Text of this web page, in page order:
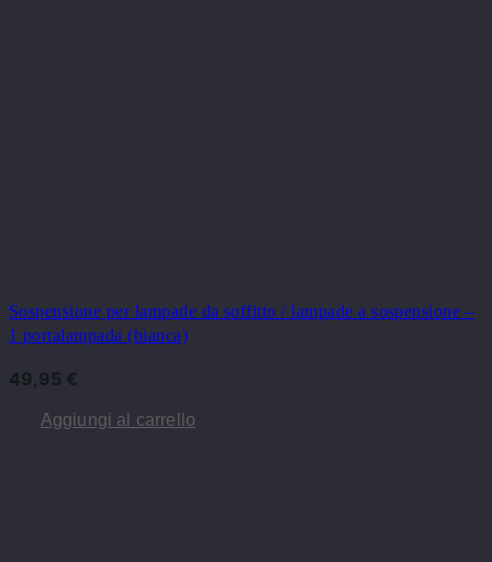
Sospensione per lampade da soffitto / lampade a sospensione –
1 portalampada (bianca)
49,95 €
Aggiungi al carrello